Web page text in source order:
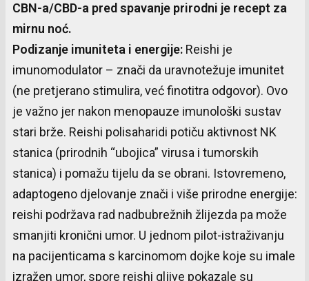
CBN-a/CBD-a pred spavanje prirodni je recept za
mirnu noć.
Podizanje imuniteta i energije: Reishi je
imunomodulator – znači da uravnotežuje imunitet
(ne pretjerano stimulira, već finotitra odgovor). Ovo
je važno jer nakon menopauze imunološki sustav
stari brže. Reishi polisaharidi potiču aktivnost NK
stanica (prirodnih “ubojica” virusa i tumorskih
stanica) i pomažu tijelu da se obrani. Istovremeno,
adaptogeno djelovanje znači i više prirodne energije:
reishi podržava rad nadbubrežnih žlijezda pa može
smanjiti kronični umor. U jednom pilot-istraživanju
na pacijenticama s karcinomom dojke koje su imale
izražen umor, spore reishi gljive pokazale su